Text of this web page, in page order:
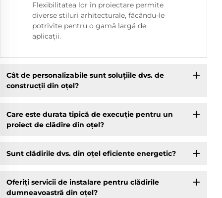
Flexibilitatea lor în proiectare permite
diverse stiluri arhitecturale, făcându-le
potrivite pentru o gamă largă de
aplicații.
Cât de personalizabile sunt soluțiile dvs. de
construcții din oțel?
Care este durata tipică de execuție pentru un
proiect de clădire din oțel?
Sunt clădirile dvs. din oțel eficiente energetic?
Oferiți servicii de instalare pentru clădirile
dumneavoastră din oțel?